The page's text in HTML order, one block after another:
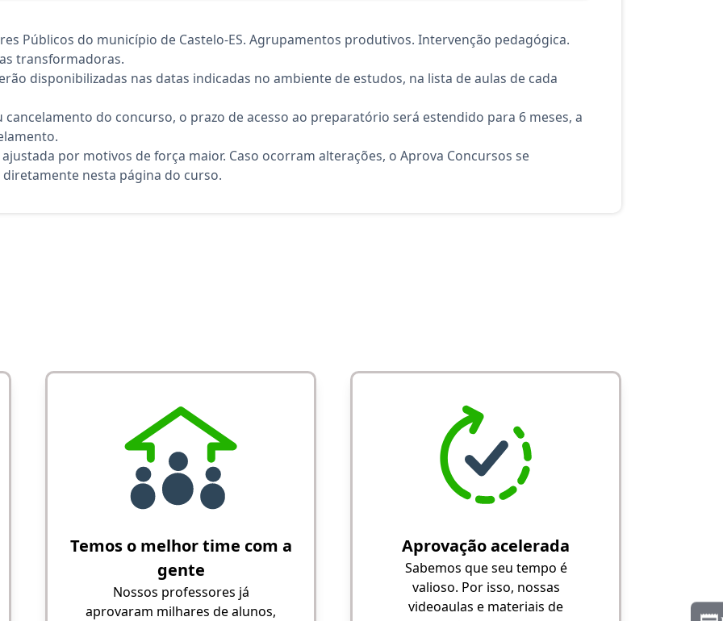
Públicos do município de Castelo-ES. Agrupamentos produtivos. Intervenção pedagógica.
transformadoras.
disponibilizadas nas datas indicadas no ambiente de estudos, na lista de aulas de cada
do concurso, o prazo de acesso ao preparatório será estendido para 6 meses, a
por motivos de força maior. Caso ocorram alterações, o Aprova Concursos se
nesta página do curso.
Temos o melhor time com a
gente
Nossos professores já
aprovaram milhares de alunos,
Aprovação acelerada
Sabemos que seu tempo é
valioso. Por isso, nossas
videoaulas e materiais de